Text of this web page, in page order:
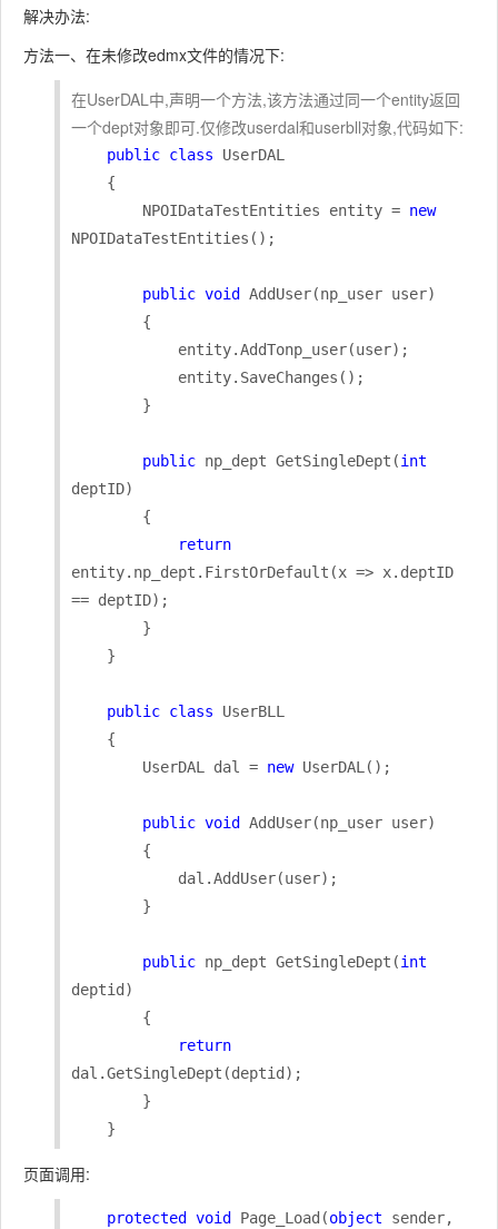
解决办法:
方法一、在未修改edmx文件的情况下:
在UserDAL中,声明一个方法,该方法通过同一个entity返回
一个dept对象即可.仅修改userdal和userbll对象,代码如下:
public class UserDAL
        NPOIDataTestEntities entity =
new
NPOIDataTestEntities();
public void
AddUser(np_user user)
public np_dept GetSingleDept(int
deptID)
return
entity.np_dept.FirstOrDefault(x => x.deptID
== deptID);
public class UserBLL
        UserDAL dal =
new UserDAL();
public void
AddUser(np_user user)
public np_dept GetSingleDept(int
deptid)
return
dal.GetSingleDept(deptid);
    }
页面调用:
protected void Page_Load(object sender,